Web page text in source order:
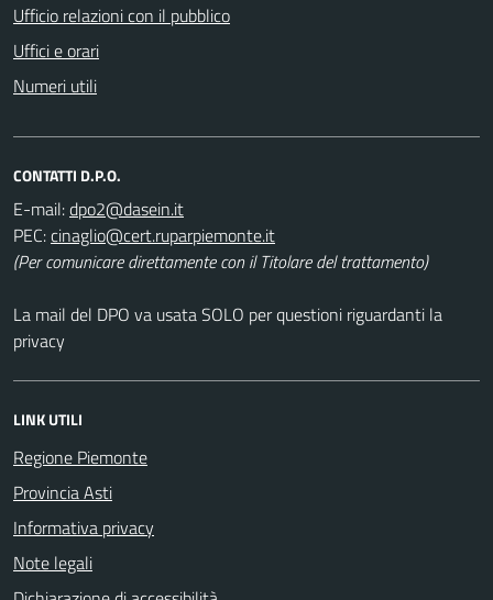
Ufficio relazioni con il pubblico
Uffici e orari
Numeri utili
CONTATTI D.P.O.
E-mail:
PEC:
(Per comunicare direttamente con il Titolare del trattamento)
La mail del DPO va usata SOLO per questioni riguardanti la
privacy
LINK UTILI
Regione Piemonte
Provincia Asti
Informativa privacy
Note legali